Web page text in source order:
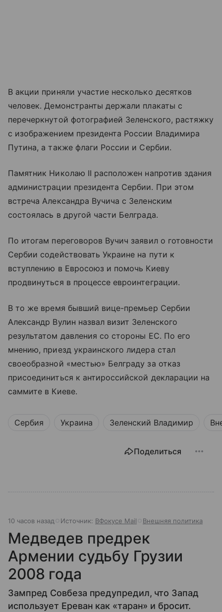
В акции приняли участие несколько десятков
человек. Демонстранты держали плакаты с
перечеркнутой фотографией Зеленского, растяжку
с изображением президента России Владимира
Путина, а также флаги России и Сербии.
Памятник Николаю II расположен напротив здания
администрации президента Сербии. При этом
встреча Александра Вучича с Зеленским
состоялась в другой части Белграда.
По итогам переговоров Вучич заявил о готовности
Сербии содействовать Украине на пути к
вступлению в Евросоюз и помочь Киеву
продвинуться в процессе евроинтеграции.
В то же время бывший вице-премьер Сербии
Александр Вулин назвал визит Зеленского
результатом давления со стороны ЕС. По его
мнению, приезд украинского лидера стал
своеобразной «местью» Белграду за отказ
присоединиться к антироссийской декларации на
саммите в Киеве.
Сербия Украина Зеленский Владимир
Поделиться
10 часов назад Источник: ВФокусе Mail Внешняя политика
Медведев предрек
Армении судьбу Грузии
2008 года
Зампред Совбеза предупредил, что Запад
использует Ереван как «таран» и бросит.